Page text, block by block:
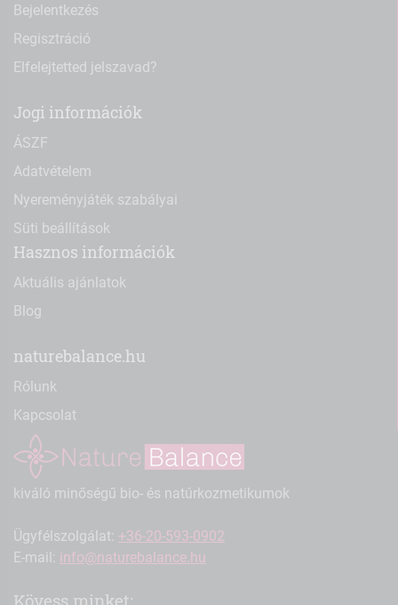
Bejelentkezés
Regisztráció
Elfelejtetted jelszavad?
Jogi információk
ÁSZF
Adatvételem
Nyereményjáték szabályai
Süti beállítások
Hasznos információk
Aktuális ajánlatok
Blog
naturebalance.hu
Rólunk
Kapcsolat
kiváló minőségű bio- és natúrkozmetikumok
Ügyfélszolgálat: +36-20-593-0902
E-mail: info@naturebalance.hu
Kövess minket: